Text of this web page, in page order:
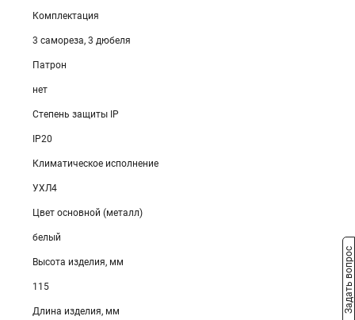
Комплектация
3 самореза, 3 дюбеля
Патрон
нет
Степень защиты IP
IP20
Климатическое исполнение
УХЛ4
Цвет основной (металл)
белый
Высота изделия, мм
115
Длина изделия, мм Задать вопрос